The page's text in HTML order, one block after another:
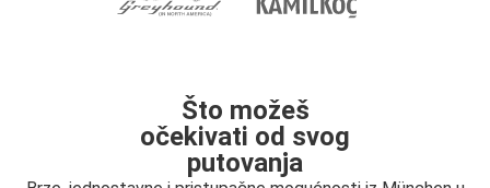
Što možeš
očekivati od svog
putovanja